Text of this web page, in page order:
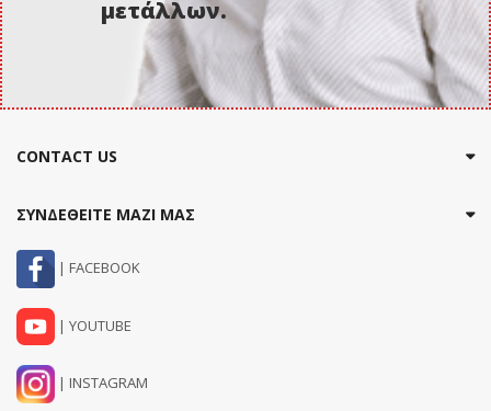
μετάλλων.
CONTACT US
ΣΥΝΔΕΘΕΙΤΕ ΜΑΖΙ ΜΑΣ
| FACEBOOK
| YOUTUBE
| INSTAGRAM